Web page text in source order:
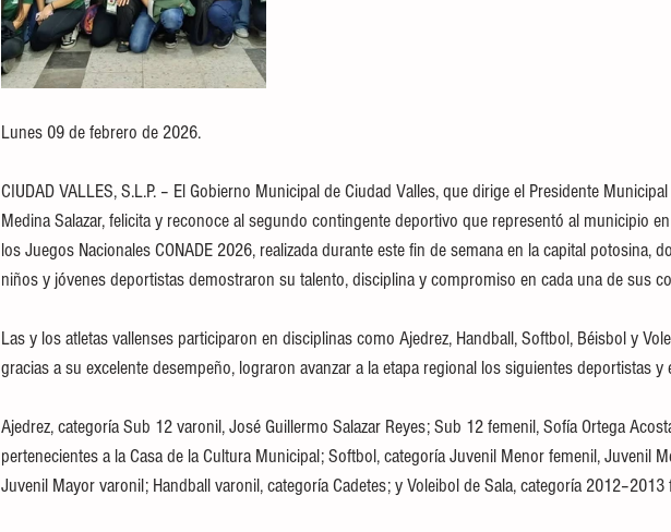
Lunes 09 de febrero de 2026.
CIUDAD VALLES, S.L.P. – El Gobierno Municipal de Ciudad Valles, que dirige el Presidente
Medina Salazar, felicita y reconoce al segundo contingente deportivo que representó al municipio
los Juegos Nacionales CONADE 2026, realizada durante este fin de semana en la capital potosina,
niños y jóvenes deportistas demostraron su talento, disciplina y compromiso en cada una de sus
Las y los atletas vallenses participaron en disciplinas como Ajedrez, Handball, Softbol, Béisbol y
gracias a su excelente desempeño, lograron avanzar a la etapa regional los siguientes deportistas y
Ajedrez, categoría Sub 12 varonil, José Guillermo Salazar Reyes; Sub 12 femenil, Sofía Ortega
pertenecientes a la Casa de la Cultura Municipal; Softbol, categoría Juvenil Menor femenil, Juvenil
Juvenil Mayor varonil; Handball varonil, categoría Cadetes; y Voleibol de Sala, categoría 2012–2013